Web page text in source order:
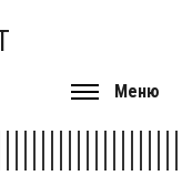
Меню